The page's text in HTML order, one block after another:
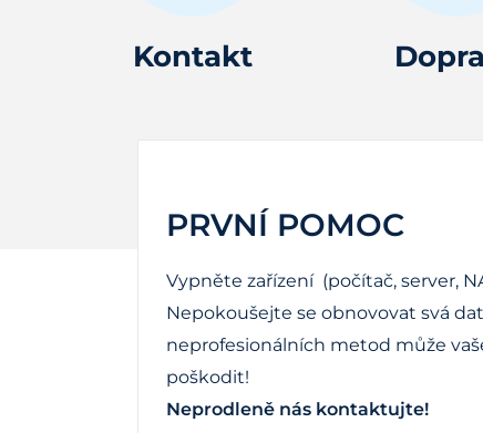
Kontakt
PRVNÍ POMOC
Vypněte zařízení (počítač, server,
Nepokoušejte se obnovovat svá
neprofesionálních metod může
poškodit!
Neprodleně nás kontaktujte!